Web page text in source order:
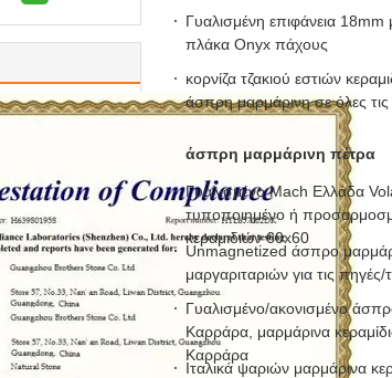
Γυαλισμένη επιφάνεια 18mm
πλάκα Onyx πάχους
κορνίζα τζακιού εστιών
άσπρη μαρμάρινη σε όλες τις
άσπρη μαρμάρινη πέτρα
Γυαλισμένο Mach Ελλάδα
τυποποιημένο ή
κεραμιδιών 60x60
Unmagnetized άσπρο
μαργαριταριών για τις
Γυαλισμένο/ακονισμένο
Καρράρα, μαρμάρινα
Καρράρα
Ιταλικά ψαριών μαρμάρινα